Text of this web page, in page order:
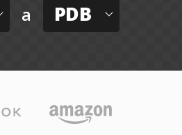
a PDB